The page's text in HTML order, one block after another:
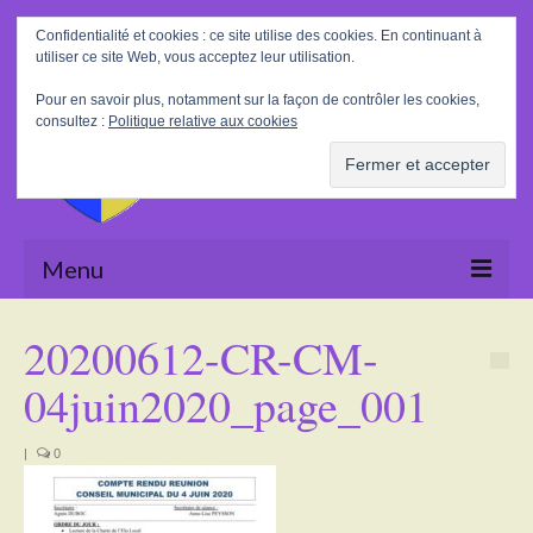
Rechercher
:
Menu
La Mairie
Le village
Tourisme
20200612-CR-CM-
04juin2020_page_001
| 0
Confidentialité et cookies : ce site utilise des cookies. En continuant à
utiliser ce site Web, vous acceptez leur utilisation.
Pour en savoir plus, notamment sur la façon de contrôler les cookies,
consultez : Politique relative aux cookies